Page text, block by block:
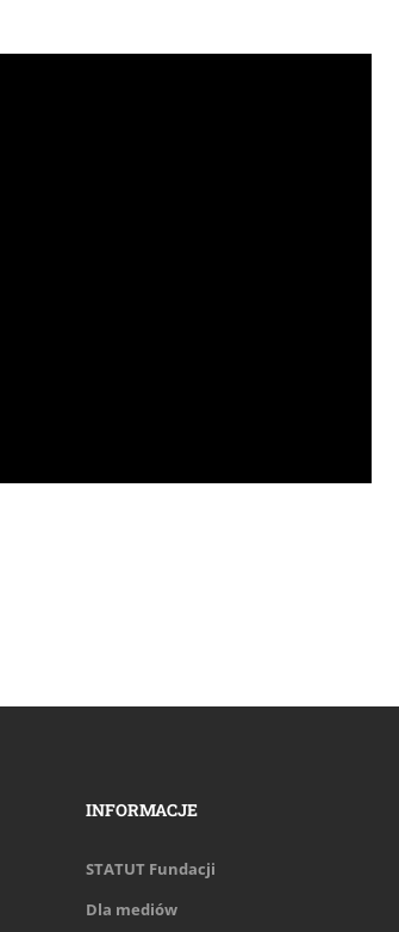
INFORMACJE
STATUT Fundacji
Dla mediów